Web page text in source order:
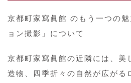
京都町家寫眞館 のもう一つの
ョン撮影」について
京都町家寫眞館の近隣には、美
造物、四季折々の自然が広がる